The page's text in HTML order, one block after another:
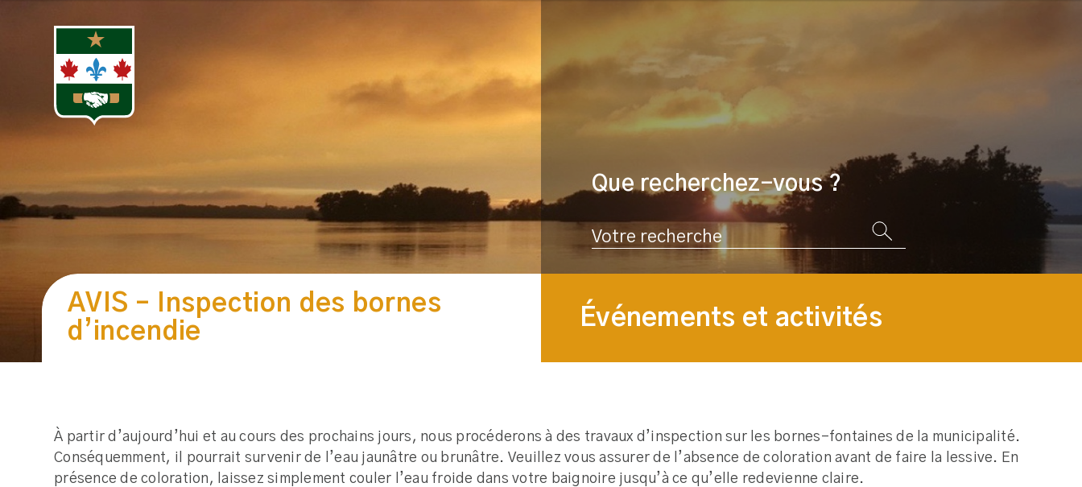
AVIS – Inspection des bornes
d’incendie
Que recherchez-vous ?
Rechercher
Événements et activités
À partir d’aujourd’hui et au cours des prochains jours, nous procéderons à des travaux d’inspection sur les bornes-fontaines de la municipalité.
Conséquemment, il pourrait survenir de l’eau jaunâtre ou brunâtre. Veuillez vous assurer de l’absence de coloration avant de faire la lessive. En
présence de coloration, laissez simplement couler l’eau froide dans votre baignoire jusqu’à ce qu’elle redevienne claire.